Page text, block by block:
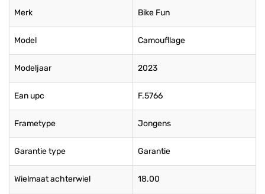
Merk Bike Fun
Model Camoufllage
Modeljaar 2023
Ean upc F.5766
Frametype Jongens
Garantie type Garantie
Wielmaat achterwiel 18.00